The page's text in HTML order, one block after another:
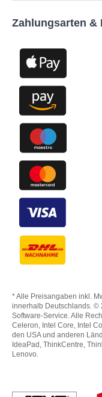
Zahlungsarten &
* Alle Preisangaben inkl.
innerhalb Deutschlands. ©
Software-Service. Alle
Celeron, Intel Core, Intel
den USA und anderen
IdeaPad, ThinkCentre,
Lenovo.